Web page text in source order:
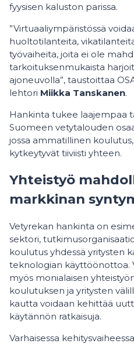
fyysisen kaluston parissa.
”Virtuaaliympäristössä
huoltotilanteita,
työvaiheita, joita ei ole
tarkoituksenmukaista
ajoneuvolla”, taustoittaa
lehtori Miikka Tanskanen.
Hankinta tukee laajempaa
Suomeen vetytalouden
jossa ammatillinen
kytkeytyvät tiiviisti yhteen.
Yhteistyö
markkinan
Vetyrekan hankinta on
sektori,
koulutus yhdessä yritysten
teknologian käyttöönottoa.
myös monialaisen
koulutuksen ja yritysten
kautta voidaan kehittää
käytännön ratkaisuja.
Varhaisessa